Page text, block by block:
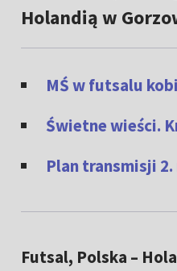
Holandią w
MŚ w futsalu
Świetne wieści.
Plan transmisji
Futsal, Polska –